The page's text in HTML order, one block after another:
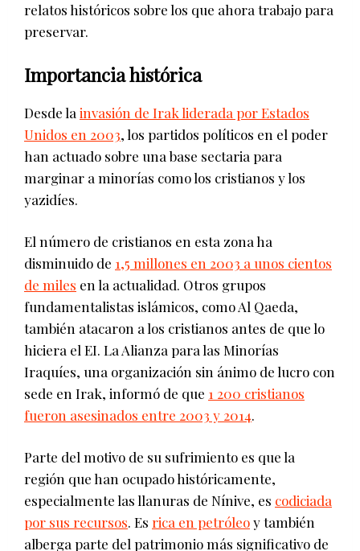
relatos históricos sobre los que ahora trabajo para
preservar.
Importancia histórica
Desde la invasión de Irak liderada por Estados
Unidos en 2003, los partidos políticos en el poder
han actuado sobre una base sectaria para
marginar a minorías como los cristianos y los
yazidíes.
El número de cristianos en esta zona ha
disminuido de 1,5 millones en 2003 a unos cientos
de miles en la actualidad. Otros grupos
fundamentalistas islámicos, como Al Qaeda,
también atacaron a los cristianos antes de que lo
hiciera el EI. La Alianza para las Minorías
Iraquíes, una organización sin ánimo de lucro con
sede en Irak, informó de que 1 200 cristianos
fueron asesinados entre 2003 y 2014.
Parte del motivo de su sufrimiento es que la
región que han ocupado históricamente,
especialmente las llanuras de Nínive, es codiciada
por sus recursos. Es rica en petróleoy también
alberga parte del patrimonio más significativo de